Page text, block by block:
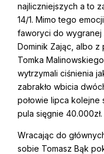
najliczniejszych a to
14/1. Mimo tego
faworyci do
Dominik Zając, albo
Tomka
wytrzymali ciśnienia
zabrakło wbicia
połowie lipca kolejne
pula sięgnie 40.000zł.
Wracając do
sobie Tomasz Bąk